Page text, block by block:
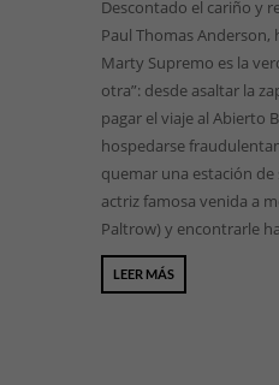
Descontado el cariño y
Paul Thomas Anderson,
Marty Supremo es la
otra”: desde asaltar la
pagar el viaje al Abierto
hospedarse
quemar una estación de
actriz famosa venida a
Paltrow) y encontrarle
LEER MÁS